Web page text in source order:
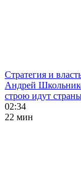
Стратегия и
Андрей
строю идут
02:34
22 мин